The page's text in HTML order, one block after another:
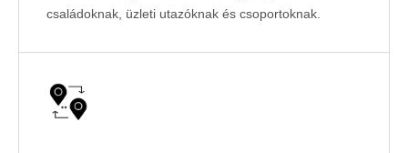
családoknak, üzleti utazóknak és csoportoknak.